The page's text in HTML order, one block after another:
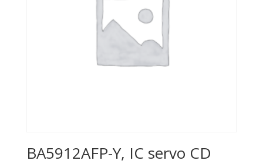
BA5912AFP-Y, IC servo CD